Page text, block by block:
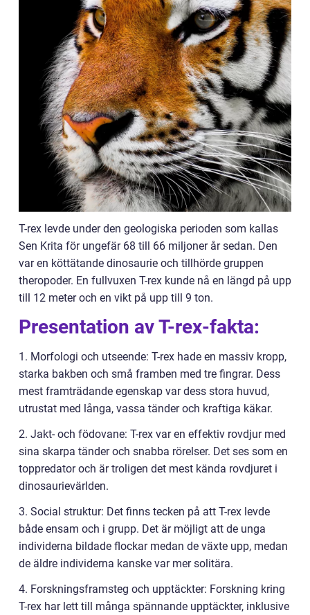
T-rex levde under den geologiska perioden som kallas
Sen Krita för ungefär 68 till 66 miljoner år sedan. Den
var en köttätande dinosaurie och tillhörde gruppen
theropoder. En fullvuxen T-rex kunde nå en längd på upp
till 12 meter och en vikt på upp till 9 ton.
Presentation av T-rex-fakta:
1. Morfologi och utseende: T-rex hade en massiv kropp,
starka bakben och små framben med tre fingrar. Dess
mest framträdande egenskap var dess stora huvud,
utrustat med långa, vassa tänder och kraftiga käkar.
2. Jakt- och födovane: T-rex var en effektiv rovdjur med
sina skarpa tänder och snabba rörelser. Det ses som en
toppredator och är troligen det mest kända rovdjuret i
dinosaurievärlden.
3. Social struktur: Det finns tecken på att T-rex levde
både ensam och i grupp. Det är möjligt att de unga
individerna bildade flockar medan de växte upp, medan
de äldre individerna kanske var mer solitära.
4. Forskningsframsteg och upptäckter: Forskning kring
T-rex har lett till många spännande upptäckter, inklusive